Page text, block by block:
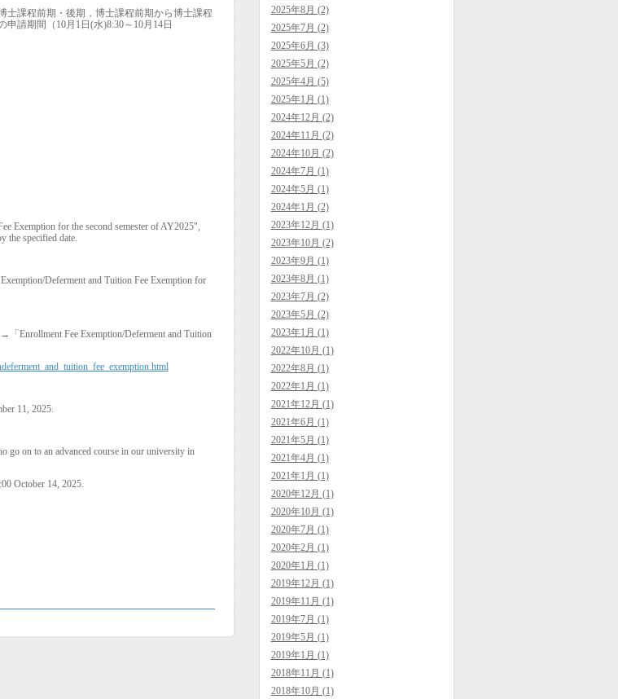
士課程前期・後期，博士課程前期から博士課程
申請期間（ 10月 1 日(水)8:30～ 10月 14日
Exemption for the second semester of AY2025",
the specified date.
Deferment and Tuition Fee Exemption for
→ 「Enrollment Fee Exemption/Deferment and Tuition
11, 2025.
go on to an advanced course in our university in
October 14, 2025.
2025年8月 (2)
2025年7月 (2)
2025年6月 (3)
2025年5月 (2)
2025年4月 (5)
2025年1月 (1)
2024年12月 (2)
2024年11月 (2)
2024年10月 (2)
2024年7月 (1)
2024年5月 (1)
2024年1月 (2)
2023年12月 (1)
2023年10月 (2)
2023年9月 (1)
2023年8月 (1)
2023年7月 (2)
2023年5月 (2)
2023年1月 (1)
2022年10月 (1)
2022年8月 (1)
2022年1月 (1)
2021年12月 (1)
2021年6月 (1)
2021年5月 (1)
2021年4月 (1)
2021年1月 (1)
2020年12月 (1)
2020年10月 (1)
2020年7月 (1)
2020年2月 (1)
2020年1月 (1)
2019年12月 (1)
2019年11月 (1)
2019年7月 (1)
2019年5月 (1)
2019年1月 (1)
2018年11月 (1)
2018年10月 (1)